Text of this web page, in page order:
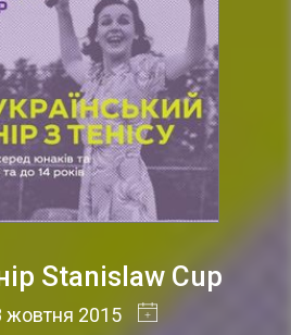
Stanislaw Cup
жовтня 2015